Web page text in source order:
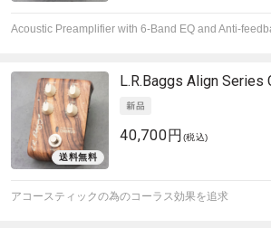
Acoustic Preamplifier with 6-Band EQ and Anti-
L.R.Baggs Align Series
40,700円 (税込)
アコースティックの為のコーラス効果を追求